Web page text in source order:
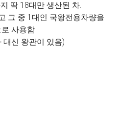
딱 18대만 생산된 차.
그 중 1대인 국왕전용차량을
사용함
대신 왕관이 있음)